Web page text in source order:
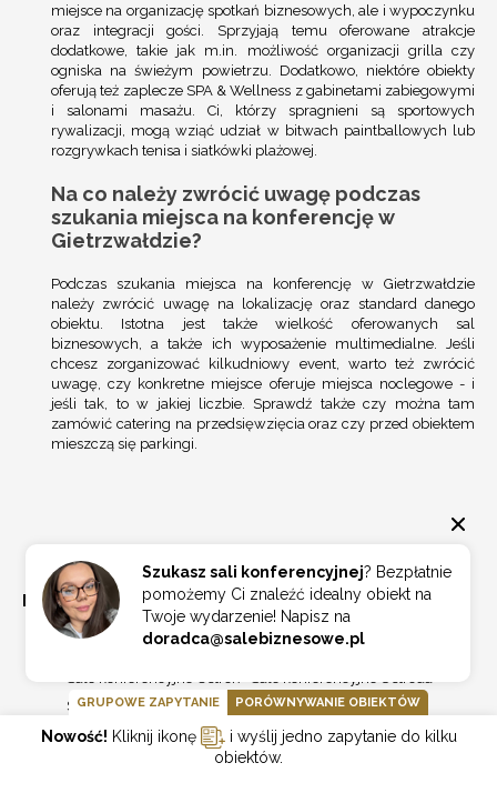
miejsce na organizację spotkań biznesowych, ale i wypoczynku
oraz integracji gości. Sprzyjają temu oferowane atrakcje
dodatkowe, takie jak m.in. możliwość organizacji grilla czy
ogniska na świeżym powietrzu. Dodatkowo, niektóre obiekty
oferują też zaplecze SPA & Wellness z gabinetami zabiegowymi
i salonami masażu. Ci, którzy spragnieni są sportowych
rywalizacji, mogą wziąć udział w bitwach paintballowych lub
rozgrywkach tenisa i siatkówki plażowej.
Na co należy zwrócić uwagę podczas
szukania miejsca na konferencję w
Gietrzwałdzie?
Podczas szukania miejsca na konferencję w Gietrzwałdzie
należy zwrócić uwagę na lokalizację oraz standard danego
obiektu. Istotna jest także wielkość oferowanych sal
biznesowych, a także ich wyposażenie multimedialne. Jeśli
chcesz zorganizować kilkudniowy event, warto też zwrócić
uwagę, czy konkretne miejsce oferuje miejsca noclegowe - i
jeśli tak, to w jakiej liczbie. Sprawdź także czy można tam
zamówić catering na przedsięwzięcia oraz czy przed obiektem
mieszczą się parkingi.
MIASTA W OKOLICY
Sale konferencyjne Olsztyn
Sale konferencyjne Giżycko
Sale konferencyjne Ruciane Nida
Sale konferencyjne Mrągowo
Sale konferencyjne Mikołajki
Sale konferencyjne Elbląg
Szukasz sali konferencyjnej? Bezpłatnie
pomożemy Ci znaleźć idealny obiekt na
Twoje wydarzenie! Napisz na
doradca@salebiznesowe.pl
GRUPOWE ZAPYTANIE PORÓWNYWANIE OBIEKTÓW
Nowość! Kliknij ikonę
i wyślij jedno zapytanie do kilku
obiektów.